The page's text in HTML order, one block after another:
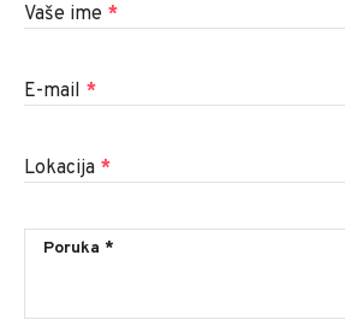
Vaše ime *
E-mail *
Lokacija *